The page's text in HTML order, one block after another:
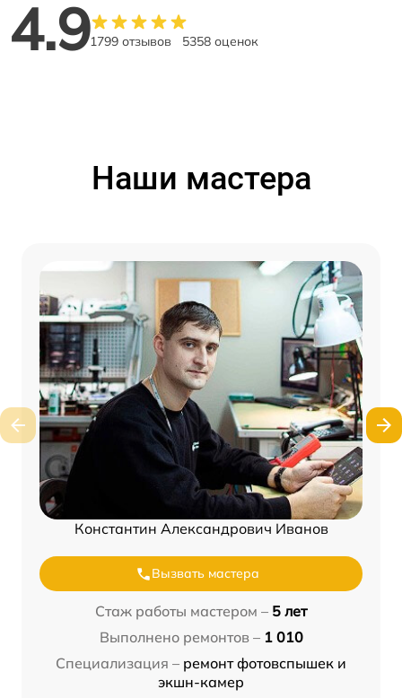
4.91799 отзывов 5358 оценок
Наши мастера
Константин Александрович Иванов
Вызвать мастера
Стаж работы мастером – 5 лет
Выполнено ремонтов – 1 010
Специализация – ремонт фотовспышек и
экшн-камер